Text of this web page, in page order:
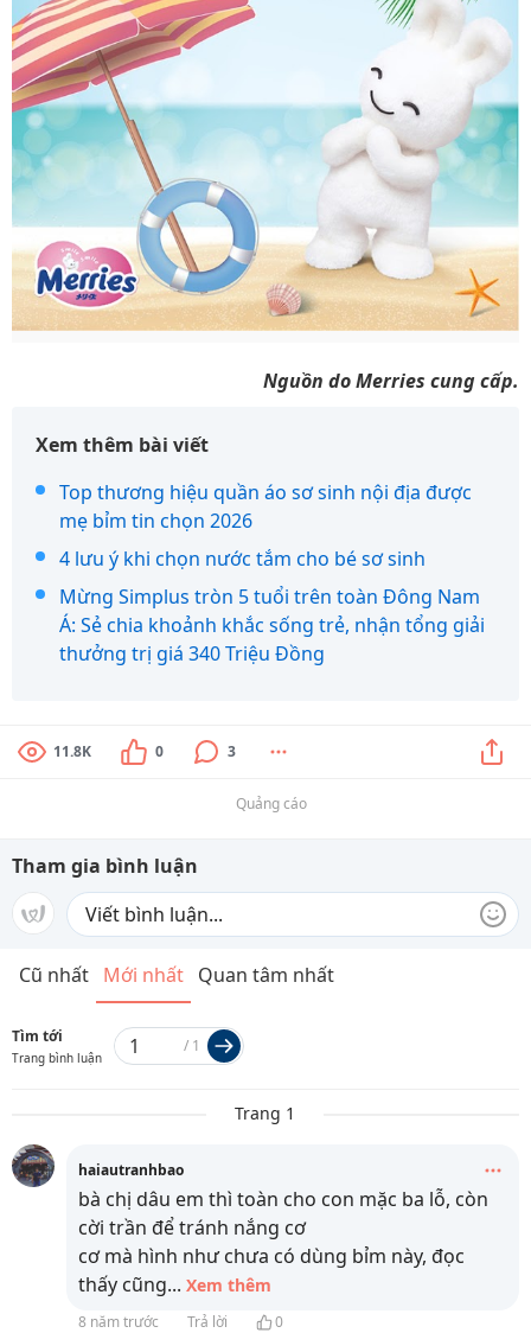
Nguồn do Merries cung cấp.
Xem thêm bài viết
Top thương hiệu quần áo sơ sinh nội địa được
mẹ bỉm tin chọn 2026
4 lưu ý khi chọn nước tắm cho bé sơ sinh
Mừng Simplus tròn 5 tuổi trên toàn Đông Nam
Á: Sẻ chia khoảnh khắc sống trẻ, nhận tổng giải
thưởng trị giá 340 Triệu Đồng
11.8K 0 3
Quảng cáo
Tham gia bình luận
Cũ nhất Mới nhất Quan tâm nhất
Tìm tới
Trang bình luận
/ 1
Trang 1
haiautranhbao
bà chị dâu em thì toàn cho con mặc ba lỗ, còn
cời trần để tránh nắng cơ
cơ mà hình như chưa có dùng bỉm này, đọc
thấy cũng... Xem thêm
8 năm trước Trả lời 0